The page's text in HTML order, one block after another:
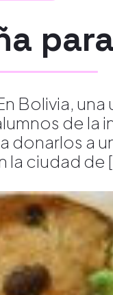
Bolivia,
de
donarlos a
la ciudad de